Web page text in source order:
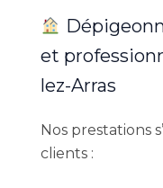
et
lez-Arras
Nos prestations
clients :